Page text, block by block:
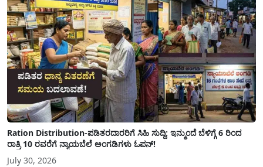
Ration Distribution-ಪಡಿತರದಾರರಿಗೆ ಸಿಹಿ ಸುದ್ದಿ: ಇನ್ಮುಂದೆ ಬೆಳಿಗ್ಗೆ 6 ರಿಂದ
ರಾತ್ರಿ 10 ರವರೆಗೆ ನ್ಯಾಯಬೆಲೆ ಅಂಗಡಿಗಳು ಓಪನ್!
July 30, 2026